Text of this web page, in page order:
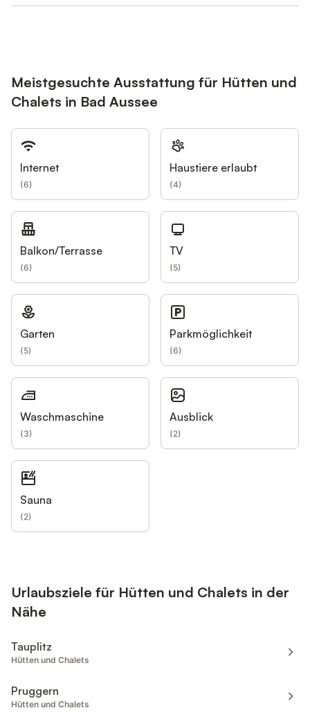
Meistgesuchte Ausstattung für Hütten und
Chalets in Bad Aussee
Internet
(6)
Haustiere erlaubt
(4)
Balkon/Terrasse
(6)
TV
(5)
Garten
(5)
Parkmöglichkeit
(6)
Waschmaschine
(3)
Ausblick
(2)
Sauna
(2)
Urlaubsziele für Hütten und Chalets in der
Nähe
Tauplitz
Hütten und Chalets
Pruggern
Hütten und Chalets